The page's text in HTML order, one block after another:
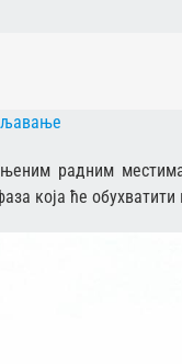
радним
која ће